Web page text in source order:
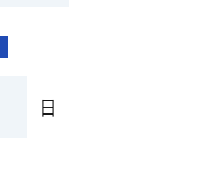
日